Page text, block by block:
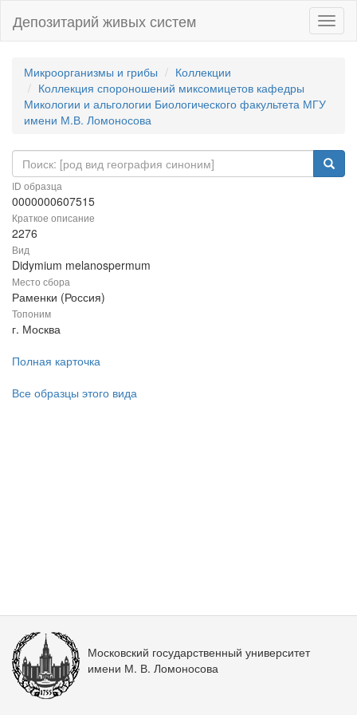
Депозитарий живых систем
Микроорганизмы и грибы
Коллекции
Коллекция спороношений миксомицетов кафедры
Микологии и альгологии Биологического факультета МГУ
имени М.В. Ломоносова
ID образца
0000000607515
Краткое описание
2276
Вид
Didymium melanospermum
Место сбора
Раменки (Россия)
Топоним
г. Москва
Полная карточка
Все образцы этого вида
Московский государственный университет
имени М. В. Ломоносова